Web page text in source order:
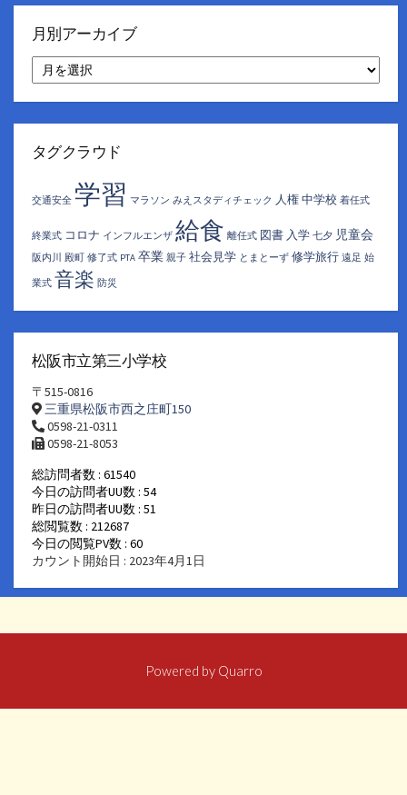
月別アーカイブ
別
ア
イ
タグクラウド
交通安全 学習 マラソン みえスタディチェック 人権 中学校 着任式
終業式 コロナ インフルエンザ 給食 離任式 図書 入学 七夕 児童会
阪内川 殿町 修了式 PTA 卒業 親子 社会見学 とまとーず 修学旅行 遠足 始
業式 音楽 防災
松阪市立第三小学校
〒515-0816
三重県松阪市西之庄町150
0598-21-0311
0598-21-8053
総訪問者数 : 61540
今日の訪問者UU数 : 54
昨日の訪問者UU数 : 51
総閲覧数 : 212687
今日の閲覧PV数 : 60
カウント開始日 : 2023年4月1日
Powered by Quarro